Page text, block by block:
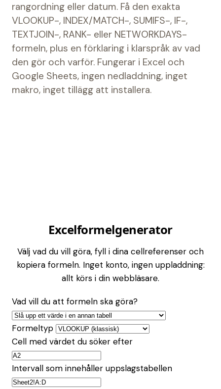
rangordning eller datum. Få den exakta
VLOOKUP-, INDEX/MATCH-, SUMIFS-, IF-,
TEXTJOIN-, RANK- eller NETWORKDAYS-
formeln, plus en förklaring i klarspråk av vad
den gör och varför. Fungerar i Excel och
Google Sheets, ingen nedladdning, inget
makro, inget tillägg att installera.
Excelformelgenerator
Välj vad du vill göra, fyll i dina cellreferenser och
kopiera formeln. Inget konto, ingen uppladdning:
allt körs i din webbläsare.
Vad vill du att formeln ska göra?
Formeltyp
Cell med värdet du söker efter
Intervall som innehåller uppslagstabellen